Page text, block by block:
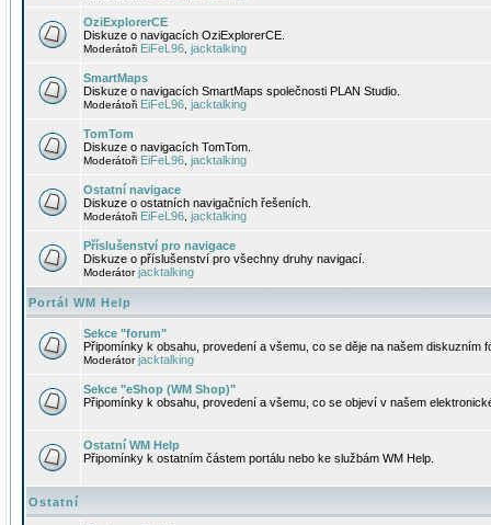
OziExplorerCE
Diskuze o navigacích OziExplorerCE.
Moderátoři EiFeL96 jacktalking
SmartMaps
Diskuze o navigacích SmartMaps společnosti PLAN Studio.
Moderátoři EiFeL96 jacktalking
TomTom
Diskuze o navigacích TomTom.
Moderátoři EiFeL96 jacktalking
Ostatní navigace
Diskuze o ostatních navigačních řešeních.
Moderátoři EiFeL96 jacktalking
Příslušenství pro navigace
Diskuze o příslušenství pro všechny druhy navigací.
Moderátorjacktalking
Portál WM Help
Sekce "forum"
Připomínky k obsahu, provedení a všemu, co se děje na našem diskuzním
Moderátorjacktalking
Sekce "eShop (WM Shop)"
Připomínky k obsahu, provedení a všemu, co se objeví v našem
Ostatní WM Help
Připomínky k ostatním částem portálu nebo ke službám WM Help.
Ostatní